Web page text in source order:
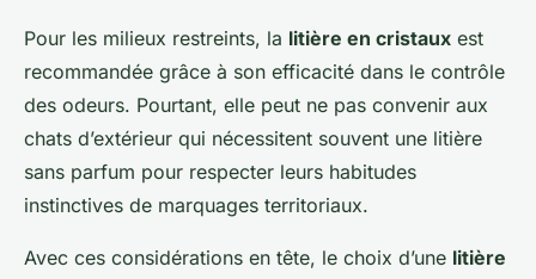
Pour les milieux restreints, la litière en cristaux est
recommandée grâce à son efficacité dans le contrôle
des odeurs. Pourtant, elle peut ne pas convenir aux
chats d’extérieur qui nécessitent souvent une litière
sans parfum pour respecter leurs habitudes
instinctives de marquages territoriaux.
Avec ces considérations en tête, le choix d’une litière